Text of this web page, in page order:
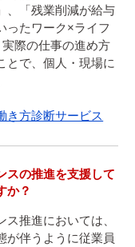
、「残業削減が給与
ったワーク×ライフ
際の仕事の進め方
とで、個人・現場に
き方診断サービス
スの推進を支援して
か？
推進においては、
が伴うように従業員